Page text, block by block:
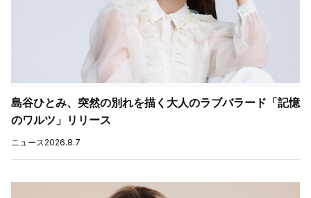
島谷ひとみ、突然の別れを描く大人のラブバラード「記憶
のワルツ」リリース
ニュース2026.8.7